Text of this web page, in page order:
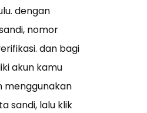
dengan
nomor
dan bagi
akun kamu
menggunakan
sandi, lalu klik